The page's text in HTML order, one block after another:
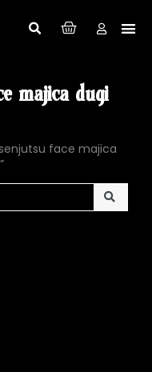
majica dugi
face majica